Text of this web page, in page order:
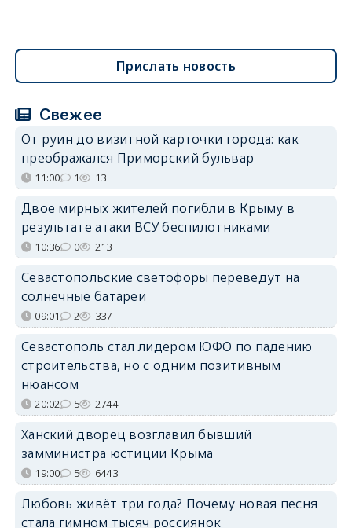
Прислать новость
Свежее
От руин до визитной карточки города: как
преображался Приморский бульвар
11:00 1 13
Двое мирных жителей погибли в Крыму в
результате атаки ВСУ беспилотниками
10:36 0 213
Севастопольские светофоры переведут на
солнечные батареи
09:01 2 337
Севастополь стал лидером ЮФО по падению
строительства, но с одним позитивным
нюансом
20:02 5 2744
Ханский дворец возглавил бывший
замминистра юстиции Крыма
19:00 5 6443
Любовь живёт три года? Почему новая песня
стала гимном тысяч россиянок